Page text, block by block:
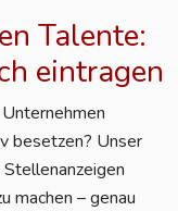
Talente:
eintragen
besetzen? Unser
machen – genau